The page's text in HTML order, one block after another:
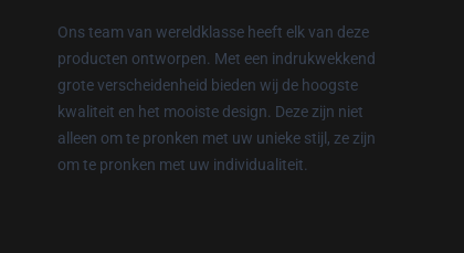
Ons team van wereldklasse heeft elk van deze
producten ontworpen. Met een indrukwekkend
grote verscheidenheid bieden wij de hoogste
kwaliteit en het mooiste design. Deze zijn niet
alleen om te pronken met uw unieke stijl, ze zijn
om te pronken met uw individualiteit.